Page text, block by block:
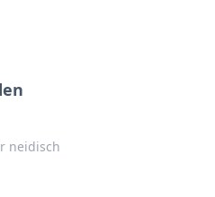
neidisch